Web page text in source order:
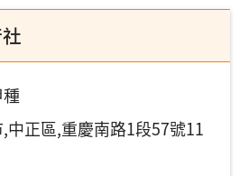
中正區,重慶南路1段57號11